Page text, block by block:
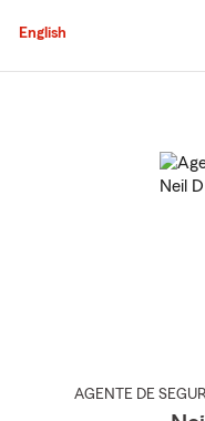
English
AGENTE DE